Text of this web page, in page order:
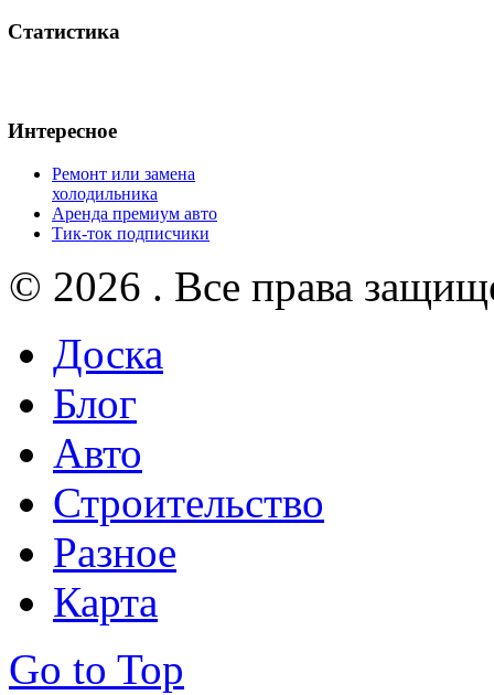
Статистика
Интересное
Ремонт или замена
холодильника
Аренда премиум авто
Тик-ток подписчики
© 2026 . Все права
Доска
Блог
Авто
Строительство
Разное
Карта
Go to Top